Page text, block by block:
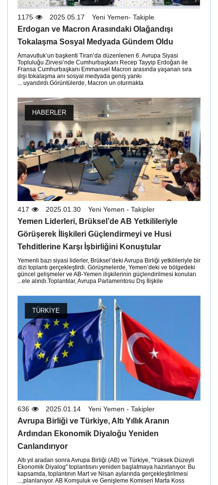
Yeni Yemen- Takiple
2025.05.17
1175
Erdogan ve Macron Arasındaki Olağandışı
Tokalaşma Sosyal Medyada Gündem Oldu
Arnavutluk’un başkenti Tiran’da düzenlenen 6. Avrupa Siyasi
Topluluğu Zirvesi’nde Cumhurbaşkanı Recep Tayyip Erdoğan ile
Fransa Cumhurbaşkanı Emmanuel Macron arasında yaşanan sıra
dışı tokalaşma anı sosyal medyada geniş yankı
uyandırdı.Görüntülerde, Macron un oturmakta ...
HABERLER
Yeni Yemen - Takipler
2025.01.30
417
Yemen Liderleri, Brüksel’de AB Yetkilileriyle
Görüşerek İlişkileri Güçlendirmeyi ve Husi
Tehditlerine Karşı İşbirliğini Konuştular
Yemenli bazı siyasi liderler, Brüksel’deki Avrupa Birliği yetkilileriyle bir
dizi toplantı gerçekleştirdi. Görüşmelerde, Yemen’deki ve bölgedeki
güncel gelişmeler ve AB-Yemen ilişkilerinin güçlendirilmesi konuları
ele alındı.Toplantılar, Avrupa Parlamentosu Dış İlişkile...
TÜRKIYE
Yeni Yemen - Takipler
2025.01.14
636
Avrupa Birliği ve Türkiye, Altı Yıllık Aranın
Ardından Ekonomik Diyaloğu Yeniden
Canlandırıyor
Altı yıl aradan sonra Avrupa Birliği (AB) ve Türkiye, "Yüksek Düzeyli
Ekonomik Diyalog" toplantısını yeniden başlatmaya hazırlanıyor. Bu
kapsamda, toplantının Mart ve Nisan aylarında gerçekleştirilmesi
planlanıyor. AB Komşuluk ve Genişleme Komiseri Marta Koss,...